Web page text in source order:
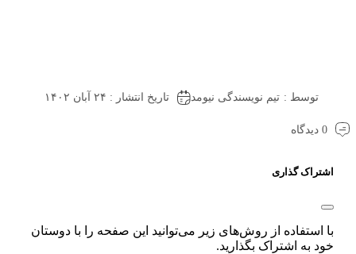
توسط : تیم نویسندگی نیومد تاریخ انتشار : ۲۴ آبان ۱۴۰۲
0 دیدگاه
اشتراک گذاری
با استفاده از روش‌های زیر می‌توانید این صفحه را با دوستان
خود به اشتراک بگذارید.